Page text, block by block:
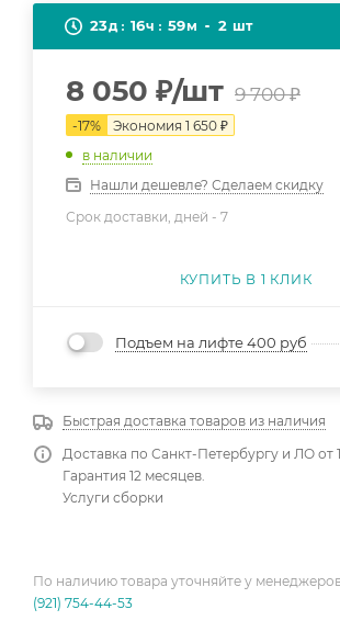
23д 16ч 59м 2 шт
8 050 ₽/шт 9 700₽
-17% Экономия 1 650 ₽
в наличии
Нашли дешевле? Сделаем скидку
Срок доставки, дней - 7
КУПИТЬ В 1 КЛИК
Подъем на лифте 400 руб
Быстрая доставка товаров из наличия
Доставка по Санкт-Петербургу и ЛО от
Гарантия 12 месяцев.
Услуги сборки
По наличию товара уточняйте у
(921) 754-44-53